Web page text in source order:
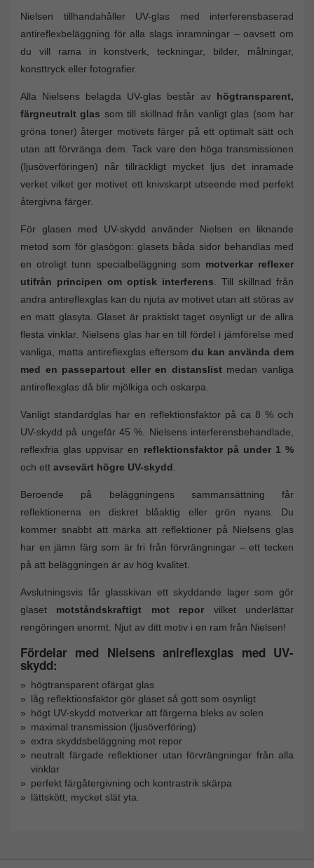
Nielsen tillhandahåller UV-glas med interferensbaserad
antireflexbeläggning för alla slags inramningar – oavsett om
du vill rama in konstverk, teckningar, bilder, målningar,
konsttryck eller fotografier.
Alla Nielsens belagda UV-glas består av högtransparent,
färgneutralt glas som till skillnad från vanligt glas (som har
gröna toner) återger motivets färger på ett optimalt sätt och
utan att förvränga dem. Tack vare den höga transmissionen
(ljusöverföringen) når tillräckligt mycket ljus det inramade
verket vilket ger motivet ett knivskarpt utseende med perfekt
återgivna färger.
För glasen med UV-skydd använder Nielsen en liknande
metod som för glasögon: glasets båda sidor behandlas med
en otroligt tunn specialbeläggning som motverkar reflexer
utifrån principen om optisk interferens. Till skillnad från
andra antireflexglas kan du njuta av motivet utan att störas av
en matt glasyta. Glaset är praktiskt taget osynligt ur de allra
flesta vinklar. Nielsens glas har en till fördel i jämförelse med
vanliga, matta antireflexglas eftersomdu kan använda dem
med en passepartout eller en distanslistmedan vanliga
antireflexglas då blir mjölkiga och oskarpa.
Vanligt standardglas har en reflektionsfaktor på ca 8 % och
UV-skydd på ungefär 45 %. Nielsens interferensbehandlade,
reflexfria glas uppvisar en reflektionsfaktor på under 1 %
och ett avsevärt högre UV-skydd.
Beroende på beläggningens sammansättning får
reflektionerna en diskret blåaktig eller grön nyans. Du
kommer snabbt att märka att reflektioner på Nielsens glas
har en jämn färg som är fri från förvrängningar – ett tecken
på att beläggningen är av hög kvalitet.
Avslutningsvis får glasskivan ett skyddande lager som gör
glaset motståndskraftigt mot repor vilket underlättar
rengöringen enormt. Njut av ditt motiv i en ram från Nielsen!
Fördelar med Nielsens anireflexglas med UV-
skydd:
högtransparent ofärgat glas
låg reflektionsfaktor gör glaset så gott som osynligt
högt UV-skydd motverkar att färgerna bleks av solen
maximal transmission (ljusöverföring)
extra skyddsbeläggning mot repor
neutralt färgade reflektioner utan förvrängningar från alla
vinklar
perfekt färgåtergivning och kontrastrik skärpa
lättskött, mycket slät yta.